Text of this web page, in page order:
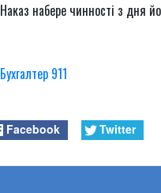
Наказ набере чинності з дня
Бухгалтер 911
Facebook Twitter